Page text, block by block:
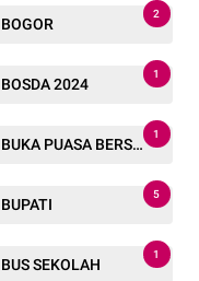
BOGOR
2
BOSDA 2024
1
BUKA PUASA BERSAMA
1
BUPATI
5
BUS SEKOLAH
1